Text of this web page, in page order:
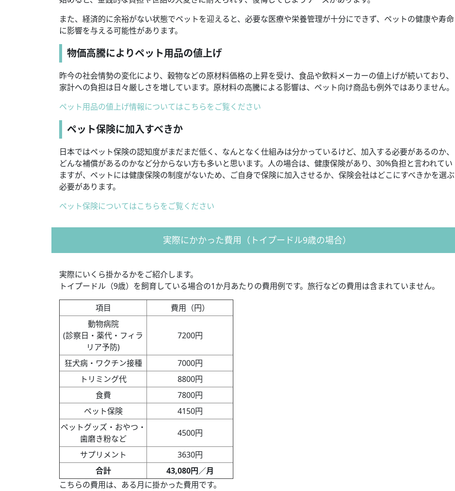
また、経済的に余裕がない状態でペットを迎えると、必要な医療や栄養管理が十分にできず、ペットの健康や寿命
に影響を与える可能性があります。
物価高騰によりペット用品の値上げ
昨今の社会情勢の変化により、穀物などの原材料価格の上昇を受け、食品や飲料メーカーの値上げが続いており、
家計への負担は日々厳しさを増しています。原材料の高騰による影響は、ペット向け商品も例外ではありません。
ペット用品の値上げ情報についてはこちらをご覧ください
ペット保険に加入すべきか
日本ではペット保険の認知度がまだまだ低く、なんとなく仕組みは分かっているけど、加入する必要があるのか、
どんな補償があるのかなど分からない方も多いと思います。人の場合は、健康保険があり、30%負担と言われてい
ますが、ペットには健康保険の制度がないため、ご自身で保険に加入させるか、保険会社はどこにすべきかを選ぶ
必要があります。
ペット保険についてはこちらをご覧ください
実際にかかった費用（トイプードル9歳の場合）
実際にいくら掛かるかをご紹介します。
トイプードル（9歳）を飼育している場合の1か月あたりの費用例です。旅行などの費用は含まれていません。
項目
費用（円）
動物病院
(診察日・薬代・フィラ
リア予防)
7200円
狂犬病・ワクチン接種
7000円
トリミング代
8800円
食費
7800円
ペット保険
4150円
ペットグッズ・おやつ・
歯磨き粉など
4500円
サプリメント
3630円
合計
43,080円／月
こちらの費用は、ある月に掛かった費用です。